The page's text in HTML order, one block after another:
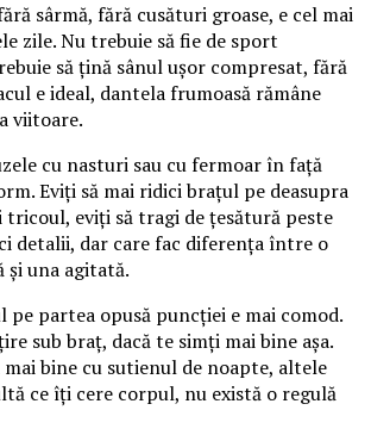
sârmă, fără cusături groase, e cel mai
zile. Nu trebuie să fie de sport
să țină sânul ușor compresat, fără
e ideal, dantela frumoasă rămâne
viitoare.
cu nasturi sau cu fermoar în față
Eviți să mai ridici brațul pe deasupra
tricoul, eviți să tragi de țesătură peste
detalii, dar care fac diferența între o
și una agitată.
partea opusă puncției e mai comod.
sub braț, dacă te simți mai bine așa.
bine cu sutienul de noapte, altele
ce îți cere corpul, nu există o regulă